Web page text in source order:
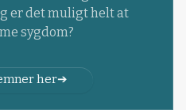
er det muligt helt at
sygdom?
her